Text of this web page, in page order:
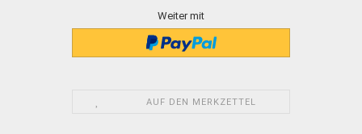
Weiter mit
AUF DEN MERKZETTEL